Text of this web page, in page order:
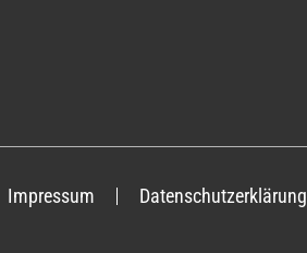
Impressum Datenschutzerklärung